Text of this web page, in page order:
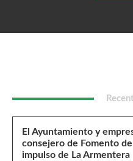
El Ayuntamiento y
consejero de Fomento
impulso de La Armentera